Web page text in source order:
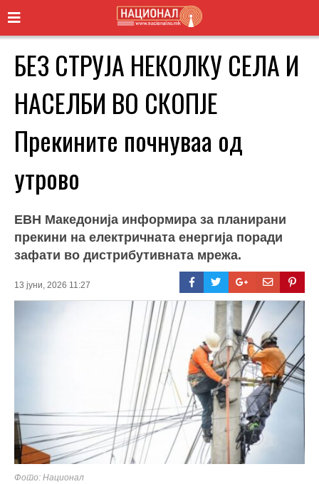
БЕЗ СТРУЈА НЕКОЛКУ СЕЛА И
НАСЕЛБИ ВО СКОПЈЕ
Прекините почнуваа од
утрово
ЕВН Македонија информира за планирани
прекини на електричната енергија поради
зафати во дистрибутивната мрежа.
13 јуни, 2026 11:27
Фото: Национал